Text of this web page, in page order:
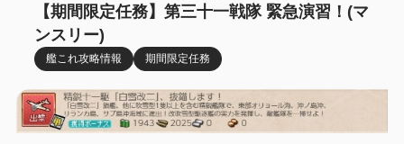
【期間限定任務】第三十一戦隊 緊急演習！(マ
ンスリー)
艦これ攻略情報 期間限定任務